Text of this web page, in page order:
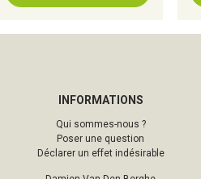
INFORMATIONS
Qui sommes-nous ?
Poser une question
Déclarer un effet indésirable